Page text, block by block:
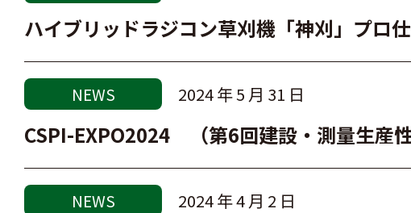
ハイブリッドラジコン草刈機「神刈」プロ
NEWS 2024 年 5 月 31 日
CSPI-EXPO2024 （第6回建設・測量生産
NEWS 2024 年 4 月 2 日